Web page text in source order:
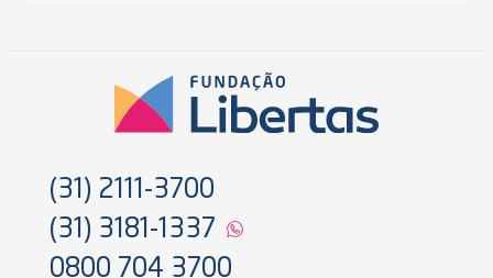
(31) 2111-3700
(31) 3181-1337
0800 704 3700